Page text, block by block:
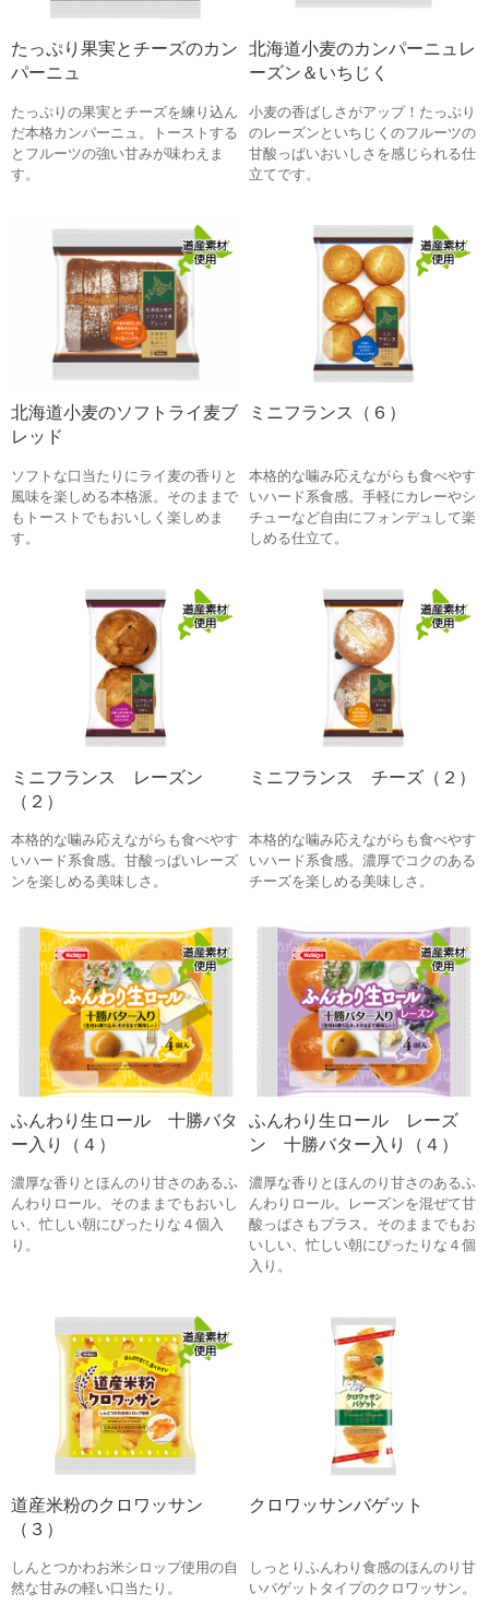
たっぷり果実とチーズのカン
パーニュ
たっぷりの果実とチーズを練り込ん
だ本格カンパーニュ。トーストする
とフルーツの強い甘みが味わえま
す。
北海道小麦のカンパーニュレ
ーズン＆いちじく
小麦の香ばしさがアップ！たっぷり
のレーズンといちじくのフルーツの
甘酸っぱいおいしさを感じられる仕
立てです。
北海道小麦のソフトライ麦ブ
レッド
ソフトな口当たりにライ麦の香りと
風味を楽しめる本格派。そのままで
もトーストでもおいしく楽しめま
す。
ミニフランス（６）
本格的な噛み応えながらも食べやす
いハード系食感。手軽にカレーやシ
チューなど自由にフォンデュして楽
しめる仕立て。
ミニフランス レーズン
（２）
本格的な噛み応えながらも食べやす
いハード系食感。甘酸っぱいレーズ
ンを楽しめる美味しさ。
ミニフランス チーズ（２）
本格的な噛み応えながらも食べやす
いハード系食感。濃厚でコクのある
チーズを楽しめる美味しさ。
ふんわり生ロール 十勝バタ
ー入り（４）
濃厚な香りとほんのり甘さのあるふ
んわりロール。そのままでもおいし
い、忙しい朝にぴったりな４個入
り。
ふんわり生ロール レーズ
ン 十勝バター入り（４）
濃厚な香りとほんのり甘さのあるふ
んわりロール。レーズンを混ぜて甘
酸っぱさもプラス。そのままでもお
いしい、忙しい朝にぴったりな４個
入り。
道産米粉のクロワッサン
（３）
しんとつかわお米シロップ使用の自
然な甘みの軽い口当たり。
クロワッサンバゲット
しっとりふんわり食感のほんのり甘
いバゲットタイプのクロワッサン。